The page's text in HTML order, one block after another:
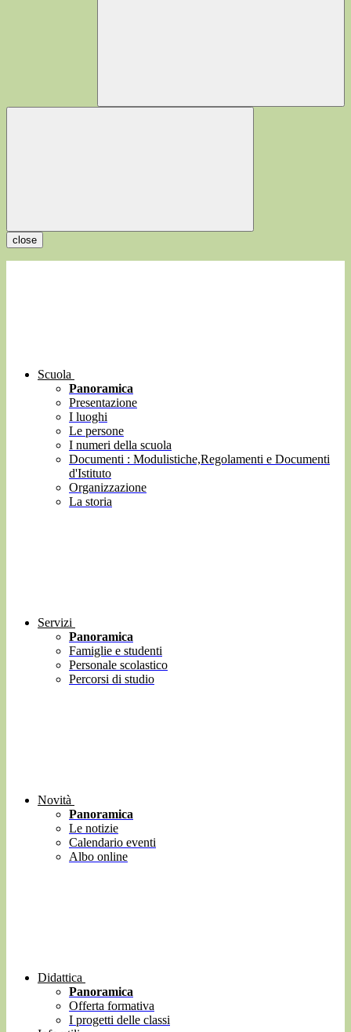
close
Scuola
Panoramica
Presentazione
I luoghi
Le persone
I numeri della scuola
Documenti : Modulistiche,Regolamenti e Documenti
d'Istituto
Organizzazione
La storia
Servizi
Panoramica
Famiglie e studenti
Personale scolastico
Percorsi di studio
Novità
Panoramica
Le notizie
Calendario eventi
Albo online
Didattica
Panoramica
Offerta formativa
I progetti delle classi